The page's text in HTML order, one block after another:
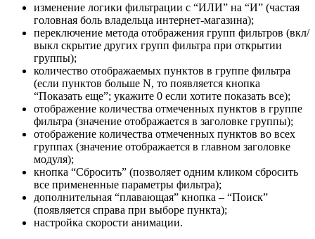
изменение логики фильтрации с “ИЛИ” на “И” (частая
головная боль владельца интернет-магазина);
переключение метода отображения групп фильтров (вкл/
выкл скрытие других групп фильтра при открытии
группы);
количество отображаемых пунктов в группе фильтра
(если пунктов больше N, то появляется кнопка
“Показать еще”; укажите 0 если хотите показать все);
отображение количества отмеченных пунктов в группе
фильтра (значение отображается в заголовке группы);
отображение количества отмеченных пунктов во всех
группах (значение отображается в главном заголовке
модуля);
кнопка “Сбросить” (позволяет одним кликом сбросить
все примененные параметры фильтра);
дополнительная “плавающая” кнопка – “Поиск”
(появляется справа при выборе пункта);
настройка скорости анимации.